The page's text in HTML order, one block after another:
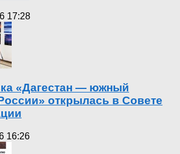
17:28
«Дагестан — южный
открылась в Совете
16:26